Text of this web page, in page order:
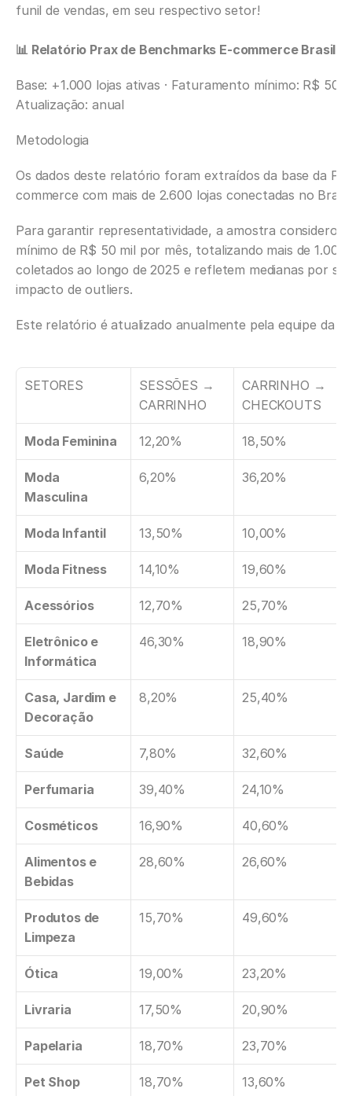
funil de vendas, em seu respectivo setor!
📊 Relatório Prax de Benchmarks E-commerce Brasil
Base: +1.000 lojas ativas · Faturamento mínimo: R$ 50
Atualização: anual
Metodologia
Os dados deste relatório foram extraídos da base da
commerce com mais de 2.600 lojas conectadas no
Para garantir representatividade, a amostra
mínimo de R$ 50 mil por mês, totalizando mais de
coletados ao longo de 2025 e refletem medianas por
impacto de outliers.
Este relatório é atualizado anualmente pela equipe da
SETORES
SESSÕES →
CARRINHO
CARRINHO
CHECKOUTS
Moda Feminina 12,20% 18,50%
Moda
Masculina
6,20% 36,20%
Moda Infantil 13,50% 10,00%
Moda Fitness 14,10% 19,60%
Acessórios 12,70% 25,70%
Eletrônico e
Informática
46,30% 18,90%
Casa, Jardim e
Decoração
8,20% 25,40%
Saúde 7,80% 32,60%
Perfumaria 39,40% 24,10%
Cosméticos 16,90% 40,60%
Alimentos e
Bebidas
28,60% 26,60%
Produtos de
Limpeza
15,70% 49,60%
Ótica 19,00% 23,20%
Livraria 17,50% 20,90%
Papelaria 18,70% 23,70%
Pet Shop 18,70% 13,60%